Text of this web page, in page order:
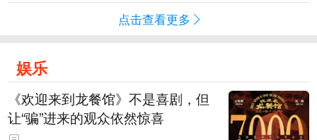
点击查看更多
娱乐
《欢迎来到龙餐馆》不是喜剧，但
让“骗”进来的观众依然惊喜